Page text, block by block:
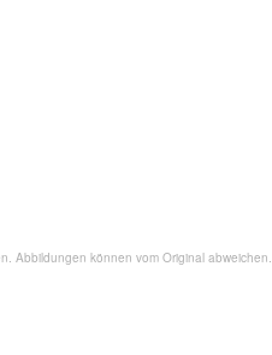
Abbildungen können vom Original abweichen.